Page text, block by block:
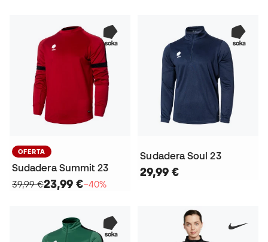
OFERTA
Sudadera Summit 23
39,99 €23,99 €−40%
Sudadera Soul 23
29,99 €